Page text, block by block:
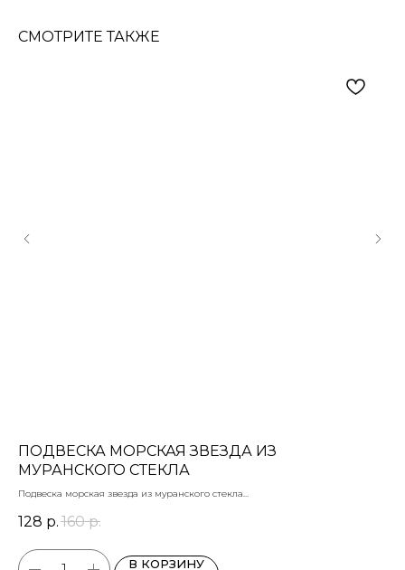
СМОТРИТЕ ТАКЖЕ
ПОДВЕСКА МОРСКАЯ ЗВЕЗДА ИЗ
МУРАНСКОГО СТЕКЛА
Подвеска морская звезда из муранского стекла
цена за шт
128 р. 160 р.
В КОРЗИНУ